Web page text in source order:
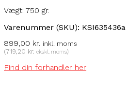
Vægt: 750 gr.
Varenummer (SKU): KSI635436a
899,00 kr. inkl. moms
(719,20 kr. ekskl. moms)
Find din forhandler her